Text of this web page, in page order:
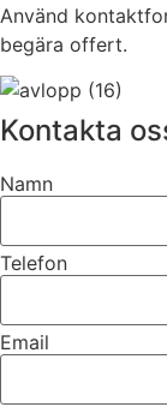
Använd
begära offert.
Kontakta
Namn
Telefon
Email